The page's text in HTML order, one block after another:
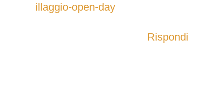
illaggio-open-day
Rispondi